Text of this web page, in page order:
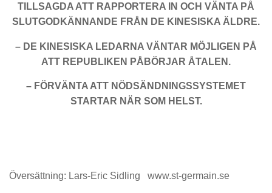
TILLSAGDA ATT RAPPORTERA IN OCH VÄNTA PÅ
SLUTGODKÄNNANDE FRÅN DE KINESISKA ÄLDRE.
– DE KINESISKA LEDARNA VÄNTAR MÖJLIGEN PÅ
ATT REPUBLIKEN PÅBÖRJAR ÅTALEN.
– FÖRVÄNTA ATT NÖDSÄNDNINGSSYSTEMET
STARTAR NÄR SOM HELST.
Översättning: Lars-Eric Sidling www.st-germain.se